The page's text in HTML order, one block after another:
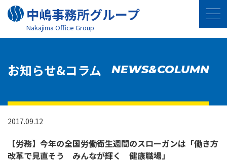
中嶋事務所グループ
Nakajima Oﬃce Group
お知らせ&コラム NEWS&COLUMN
2017.09.12
【労務】今年の全国労働衛生週間のスローガンは「働き方
改革で見直そう みんなが輝く 健康職場」